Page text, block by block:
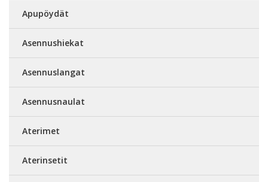
Apupöydät
Asennushiekat
Asennuslangat
Asennusnaulat
Aterimet
Aterinsetit